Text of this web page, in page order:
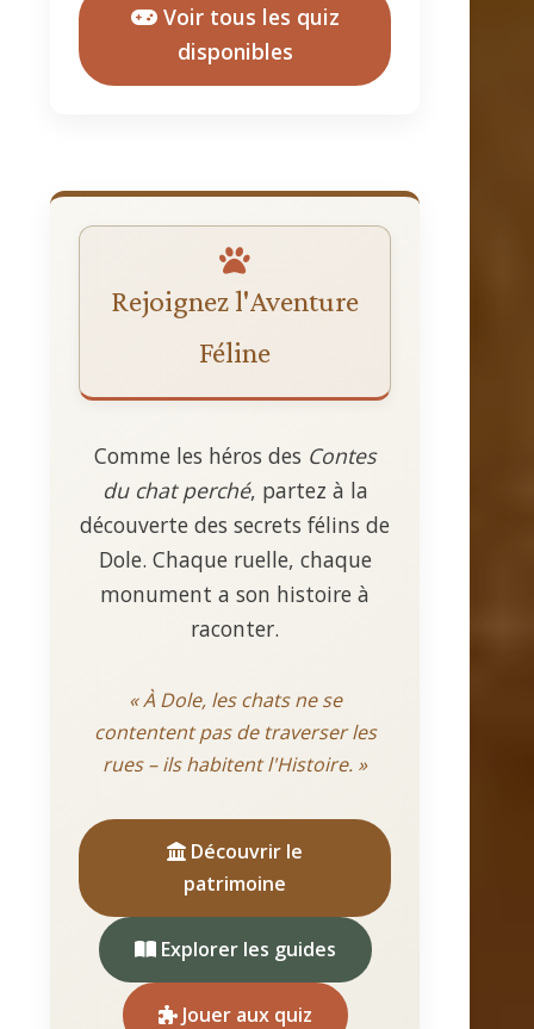
Voir tous les quiz
disponibles
Rejoignez l'Aventure
Féline
Comme les héros des Contes
du chat perché, partez à la
découverte des secrets félins de
Dole. Chaque ruelle, chaque
monument a son histoire à
raconter.
« À Dole, les chats ne se
contentent pas de traverser les
rues – ils habitent l'Histoire. »
Découvrir le
patrimoine
Explorer les guides
Jouer aux quiz